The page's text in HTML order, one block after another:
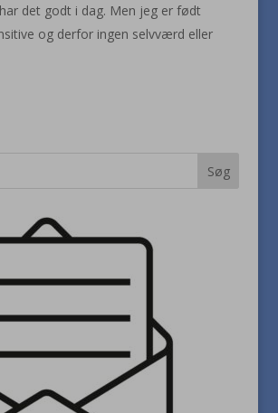
det godt i dag. Men jeg er født
og derfor ingen selvværd eller